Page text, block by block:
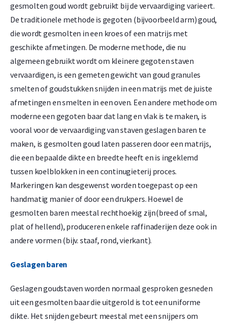
gesmolten goud wordt gebruikt bij de vervaardiging varieert.
De traditionele methode is gegoten (bijvoorbeeld arm) goud,
die wordt gesmolten in een kroes of een matrijs met
geschikte afmetingen. De moderne methode, die nu
algemeen gebruikt wordt om kleinere gegoten staven
vervaardigen, is een gemeten gewicht van goud granules
smelten of goudstukken snijden in een matrijs met de juiste
afmetingen en smelten in een oven. Een andere methode om
moderne een gegoten baar dat lang en vlak is te maken, is
vooral voor de vervaardiging van staven geslagen baren te
maken, is gesmolten goud laten passeren door een matrijs,
die een bepaalde dikte en breedte heeft en is ingeklemd
tussen koelblokken in een continugieterij proces.
Markeringen kan desgewenst worden toegepast op een
handmatig manier of door een drukpers. Hoewel de
gesmolten baren meestal rechthoekig zijn(breed of smal,
plat of hellend), produceren enkele raffinaderijen deze ook in
andere vormen (bijv. staaf, rond, vierkant).
Geslagen baren
Geslagen goudstaven worden normaal gesproken gesneden
uit een gesmolten baar die uitgerold is tot een uniforme
dikte. Het snijden gebeurt meestal met een snijpers om